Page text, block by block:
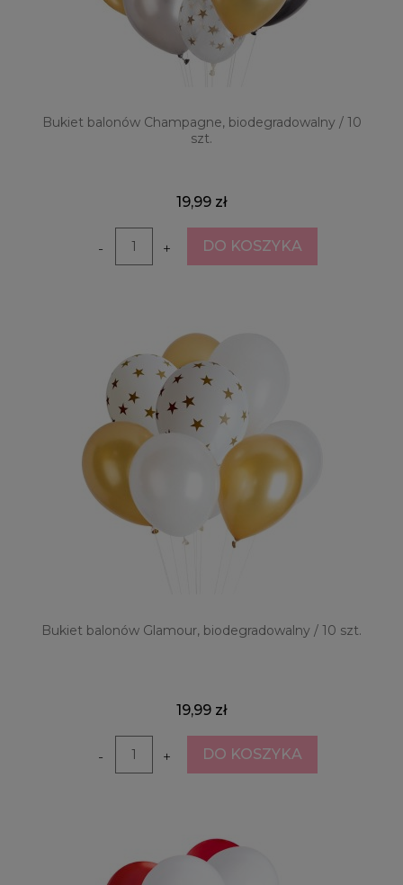
Bukiet balonów Champagne, biodegradowalny / 10
szt.
19,99 zł
- + DO KOSZYKA
Bukiet balonów Glamour, biodegradowalny / 10 szt.
19,99 zł
- + DO KOSZYKA